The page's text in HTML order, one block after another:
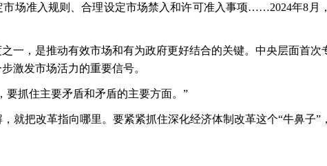
场准入规则、合理设定市场禁入和许可准入事项……2024年8月
一，是推动有效市场和有为政府更好结合的关键。中央层面首次
激发市场活力的重要信号。
要抓住主要矛盾和矛盾的主要方面。”
就把改革指向哪里。要紧紧抓住深化经济体制改革这个“牛鼻子”